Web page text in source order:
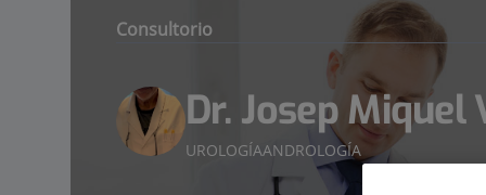
Consultorio
Dr. Josep
UROLOGÍAANDROLOGÍA